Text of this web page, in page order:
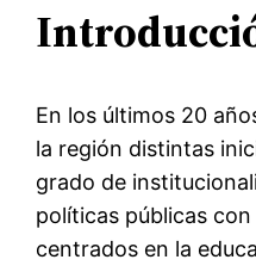
En los últimos 20
la región distintas
grado de
políticas públicas
centrados en la